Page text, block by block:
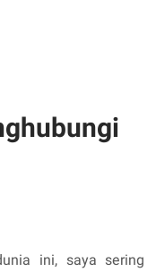
ini, saya sering